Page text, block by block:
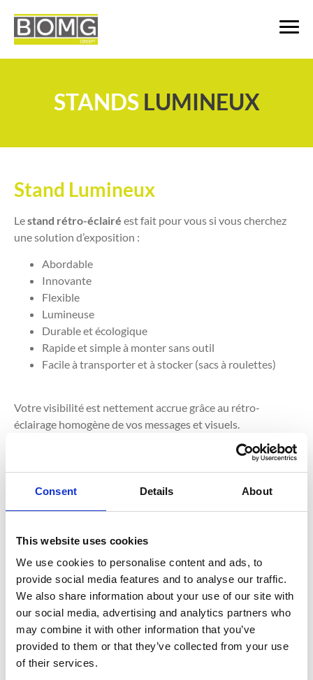
Consent Details About
This website uses cookies
We use cookies to personalise content and ads, to
provide social media features and to analyse our traffic.
We also share information about your use of our site with
our social media, advertising and analytics partners who
may combine it with other information that you’ve
provided to them or that they’ve collected from your use
of their services.
STANDS LUMINEUX
Stand Lumineux
Lestand rétro-éclairé est fait pour vous si vous cherchez
une solution d’exposition :
Abordable
Innovante
Flexible
Lumineuse
Durable et écologique
Rapide et simple à monter sans outil
Facile à transporter et à stocker (sacs à roulettes)
Votre visibilité est nettement accrue grâce au rétro-
éclairage homogène de vos messages et visuels.
Enfin, vous limitez votre empreinte écologique grâce à un
longue durée de vie de votre matériel.